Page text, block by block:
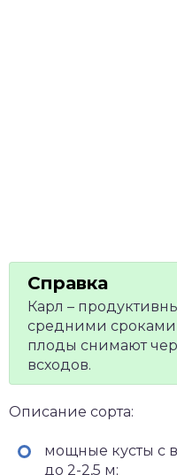
Карл –
средними сроками
плоды снимают
всходов.
Описание сорта:
мощные кусты с
до 2-2,5 м;